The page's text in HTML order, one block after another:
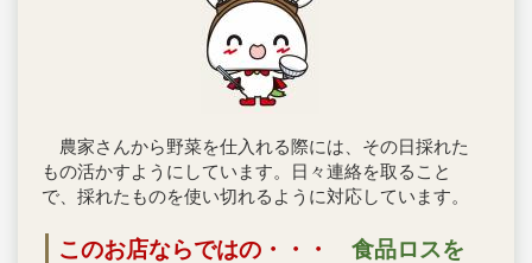
農家さんから野菜を仕入れる際には、その日採れた
もの活かすようにしています。日々連絡を取ること
で、採れたものを使い切れるように対応しています。
このお店ならではの・・・
食品ロスを